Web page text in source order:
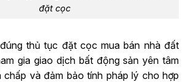
đặt cọc
thủ tục đặt cọc mua bán nhà đất
gia giao dịch bất động sản yên tâm
chấp và đảm bảo tính pháp lý cho hợp